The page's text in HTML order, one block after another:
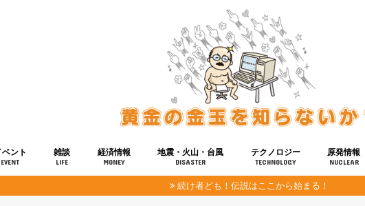
ベント
EVENT
雑談
LIFE
経済情報
MONEY
地震・火山・台風
DISASTER
テクノロジー
TECHNOLOGY
健康
宇宙
原発情報
NUCLEAR
続け者ども！伝説はここから始まる！